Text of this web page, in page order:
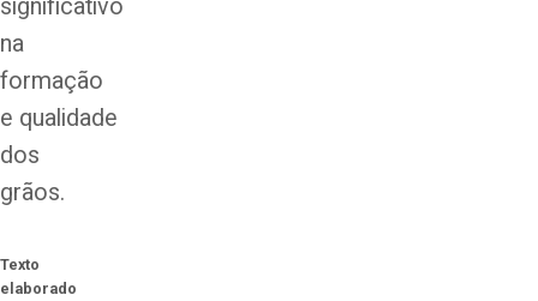
significativo
na
formação
e qualidade
dos
grãos.
Texto
elaborado